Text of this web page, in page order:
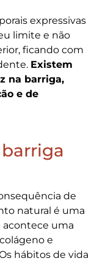
expressivas
limite e não
ficando com
Existem
na barriga,
e de
de
natural é uma
acontece uma
e
hábitos de vida